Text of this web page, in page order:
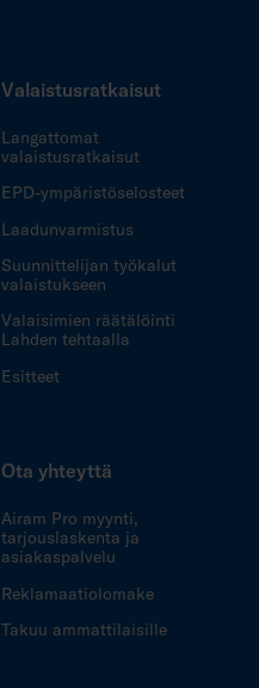
Valaistusratkaisut
Langattomat
valaistusratkaisut
EPD-ympäristöselosteet
Laadunvarmistus
Suunnittelijan työkalut
valaistukseen
Valaisimien räätälöinti
Lahden tehtaalla
Esitteet
Ota yhteyttä
Airam Pro myynti,
tarjouslaskenta ja
asiakaspalvelu
Reklamaatiolomake
Takuu ammattilaisille